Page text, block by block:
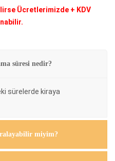
Ücretlerimizde + KDV
süresi nedir?
sürelerde kiraya
miyim?